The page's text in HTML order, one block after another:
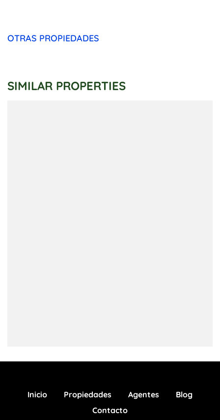
OTRAS PROPIEDADES
SIMILAR PROPERTIES
Inicio Propiedades Agentes
Blog
Contacto